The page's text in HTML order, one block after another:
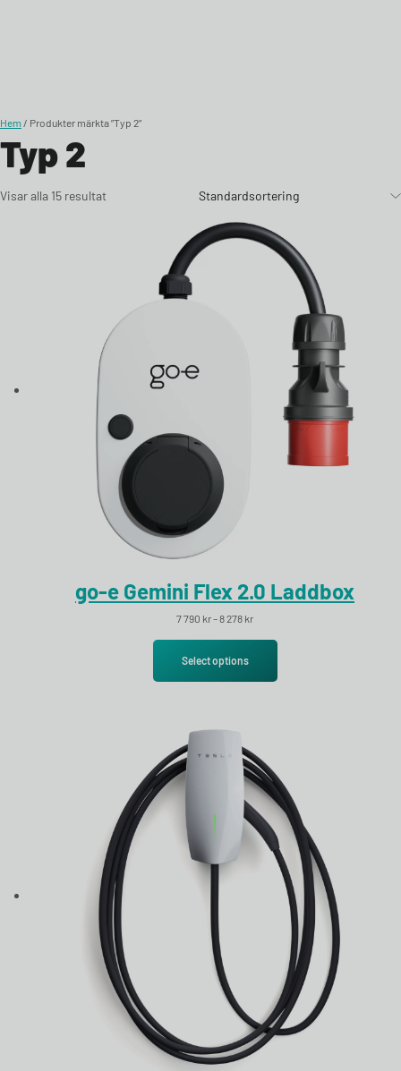
Skip to content
Hem / Produkter märkta ”Typ 2”
Typ 2
Visar alla 15 resultat
go-e Gemini Flex 2.0 Laddbox
7 790 kr–8 278 krPrisintervall: 7 790 kr till 8 278 kr
Select options